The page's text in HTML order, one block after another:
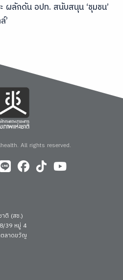
ลักดัน อปท. สนับสนุน ‘ชุมชน’
’
All rights reserved.
ติ (สช.)
39 หมู่ 4
ลาดขวัญ